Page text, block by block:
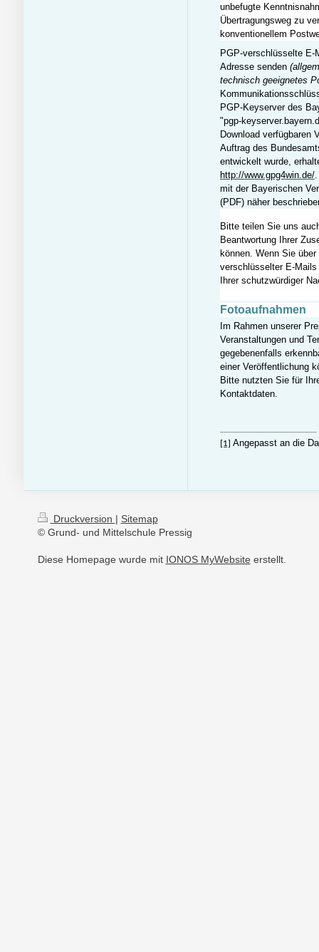
unbefugte
Übertragungsweg zu
konventionellem
PGP-verschlüsselte E-
Adresse senden
technisch geeignetes
PGP-Keyserver des
"pgp-
Download verfügbaren
Auftrag des
entwickelt wurde,
http://www.gpg4win.de/.
mit der Bayerischen
(PDF) näher
Bitte teilen Sie uns
Beantwortung Ihrer
können. Wenn Sie
verschlüsselter E-
Ihrer schutzwürdiger
Fotoaufnahmen
Im Rahmen unserer
Veranstaltungen und
gegebenenfalls
einer Veröffentlichung
Bitte nutzten Sie für
Kontaktdaten.
[1] Angepasst an die
Druckversion | Sitemap
© Grund- und Mittelschule Pressig
Diese Homepage wurde mit IONOS MyWebsite erstellt.